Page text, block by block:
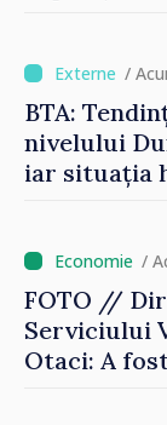
/
BTA:
nivelului
iar situația
/
FOTO //
Serviciului
Otaci: A